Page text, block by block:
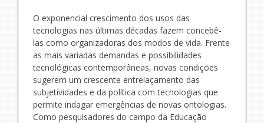
O exponencial crescimento dos usos das
tecnologias nas últimas décadas fazem concebê-
las como organizadoras dos modos de vida. Frente
as mais variadas demandas e possibilidades
tecnológicas contemporâneas, novas condições
sugerem um crescente entrelaçamento das
subjetividades e da política com tecnologias que
permite indagar emergências de novas ontologias.
Como pesquisadores do campo da Educação